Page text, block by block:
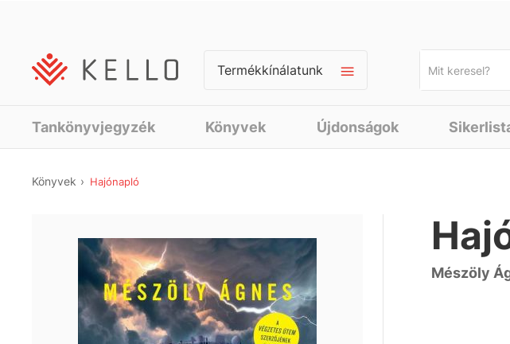
Termékkínálatunk
Tankönyvjegyzék Könyvek Újdonságok
Könyvek Hajónapló
Mészöly